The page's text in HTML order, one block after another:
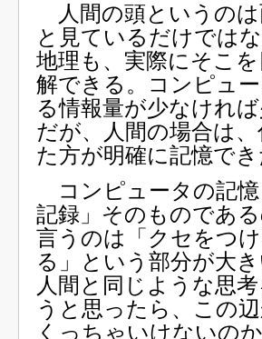
人間の頭というのは
と見ているだけでは
地理も、実際にそこ
解できる。コンピュ
る情報量が少なけれ
だが、人間の場合は
た方が明確に記憶でき
コンピュータの記
記録」そのものであ
言うのは「クセをつ
る」という部分が大
人間と同じような思
うと思ったら、この
くっちゃいけないの